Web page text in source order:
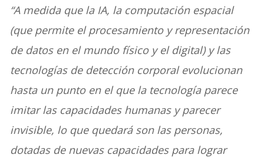
“A medida que la IA, la computación espacial
(que permite el procesamiento y representación
de datos en el mundo físico y el digital) y las
tecnologías de detección corporal evolucionan
hasta un punto en el que la tecnología parece
imitar las capacidades humanas y parecer
invisible, lo que quedará son las personas,
dotadas de nuevas capacidades para lograr